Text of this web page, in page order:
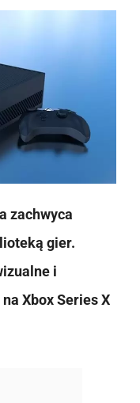
zachwyca
gier.
i
Xbox Series X